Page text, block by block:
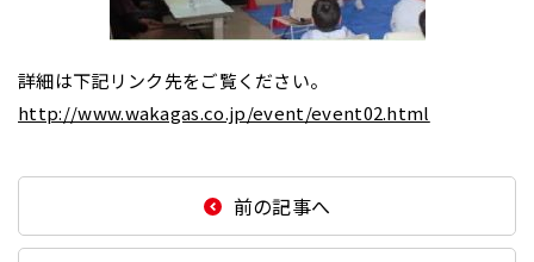
詳細は下記リンク先をご覧ください。
http://www.wakagas.co.jp/event/event02.html
前の記事へ